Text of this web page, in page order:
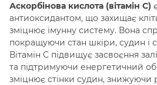
Аскорбінова кислота (вітамін C)
антиоксидантом, що захищає
зміцнює імунну систему. Вона
покращуючи стан шкіри, судин і
Вітамін C підвищує засвоєння
та підтримуючи енергетичний
зміцнює стінки судин, знижуючи